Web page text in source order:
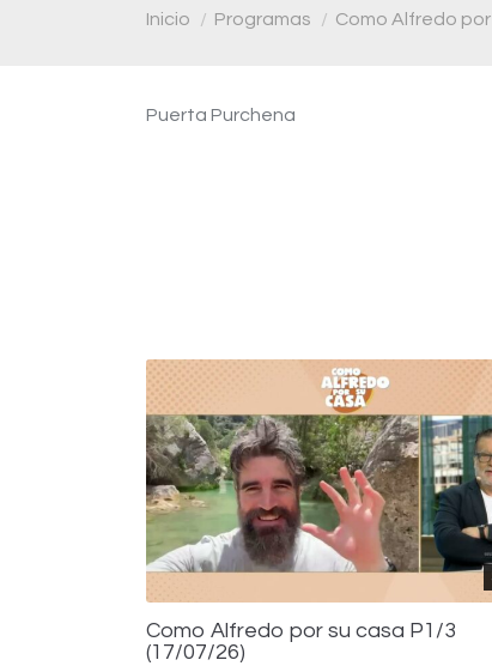
Estás aquí:
Inicio Programas Como Alfredo
Puerta Purchena
Como Alfredo por su casa P1/3
(17/07/26)